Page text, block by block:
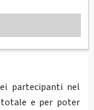
partecipanti nel
e per poter